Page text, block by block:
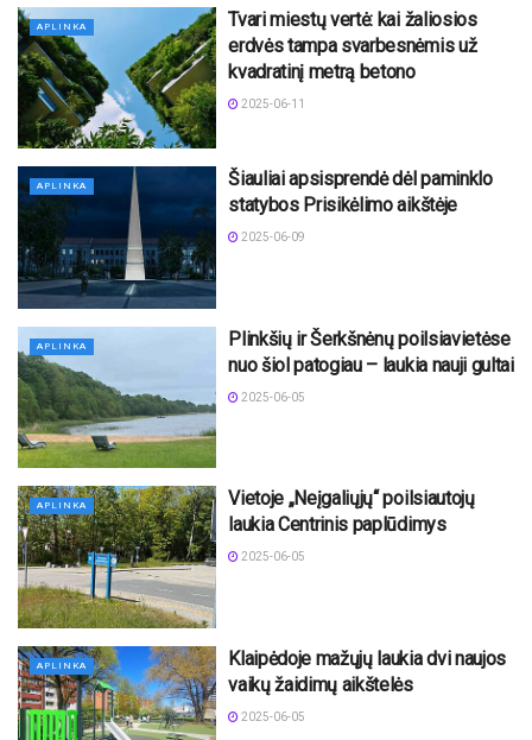
APLINKA
Tvari miestų vertė: kai žaliosios
erdvės tampa svarbesnėmis už
kvadratinį metrą betono
2025-06-11
APLINKA
Šiauliai apsisprendė dėl paminklo
statybos Prisikėlimo aikštėje
2025-06-09
APLINKA
Plinkšių ir Šerkšnėnų poilsiavietėse
nuo šiol patogiau – laukia nauji gultai
2025-06-05
APLINKA
Vietoje „Neįgaliųjų“ poilsiautojų
laukia Centrinis paplūdimys
2025-06-05
APLINKA
Klaipėdoje mažųjų laukia dvi naujos
vaikų žaidimų aikštelės
2025-06-05